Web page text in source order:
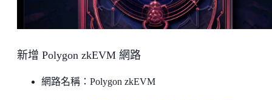
新增 Polygon zkEVM 網路
網路名稱：Polygon zkEVM